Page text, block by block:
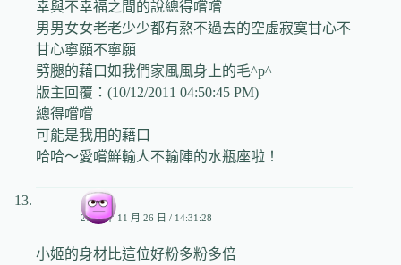
幸與不幸福之間的說總得嚐嚐
男男女女老老少少都有熬不過去的空虛寂寞甘心不
甘心寧願不寧願
劈腿的藉口如我們家風風身上的毛^p^
版主回覆：(10/12/2011 04:50:45 PM)
總得嚐嚐
可能是我用的藉口
哈哈～愛嚐鮮輸人不輸陣的水瓶座啦！
小薩
2006 年 11 月 26 日 / 14:31:28
小姬的身材比這位好粉多粉多倍